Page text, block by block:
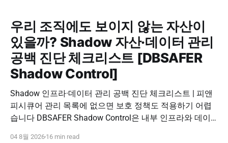
우리 조직에도 보이지 않는 자산이
있을까? Shadow 자산·데이터 관리
공백 진단 체크리스트 [DBSAFER
Shadow Control]
Shadow 인프라·데이터 관리 공백 진단 체크리스트 | 피앤
피시큐어 관리 목록에 없으면 보호 정책도 적용하기 어렵
습니다 DBSAFER Shadow Control은 내부 인프라와 데이
04 8월 2026 16 min read